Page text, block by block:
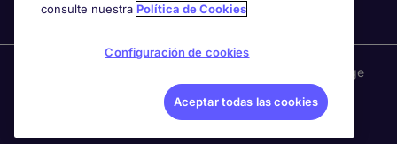
Michael Page es una marca perteneciente a Michael Page
International, con domicilio en Calle Las Orquídeas 675,
esq Andrés Reyes, San Isidro, Lima - Perú
consulte nuestra Política de Cookies
Configuración de cookies
Aceptar todas las cookies